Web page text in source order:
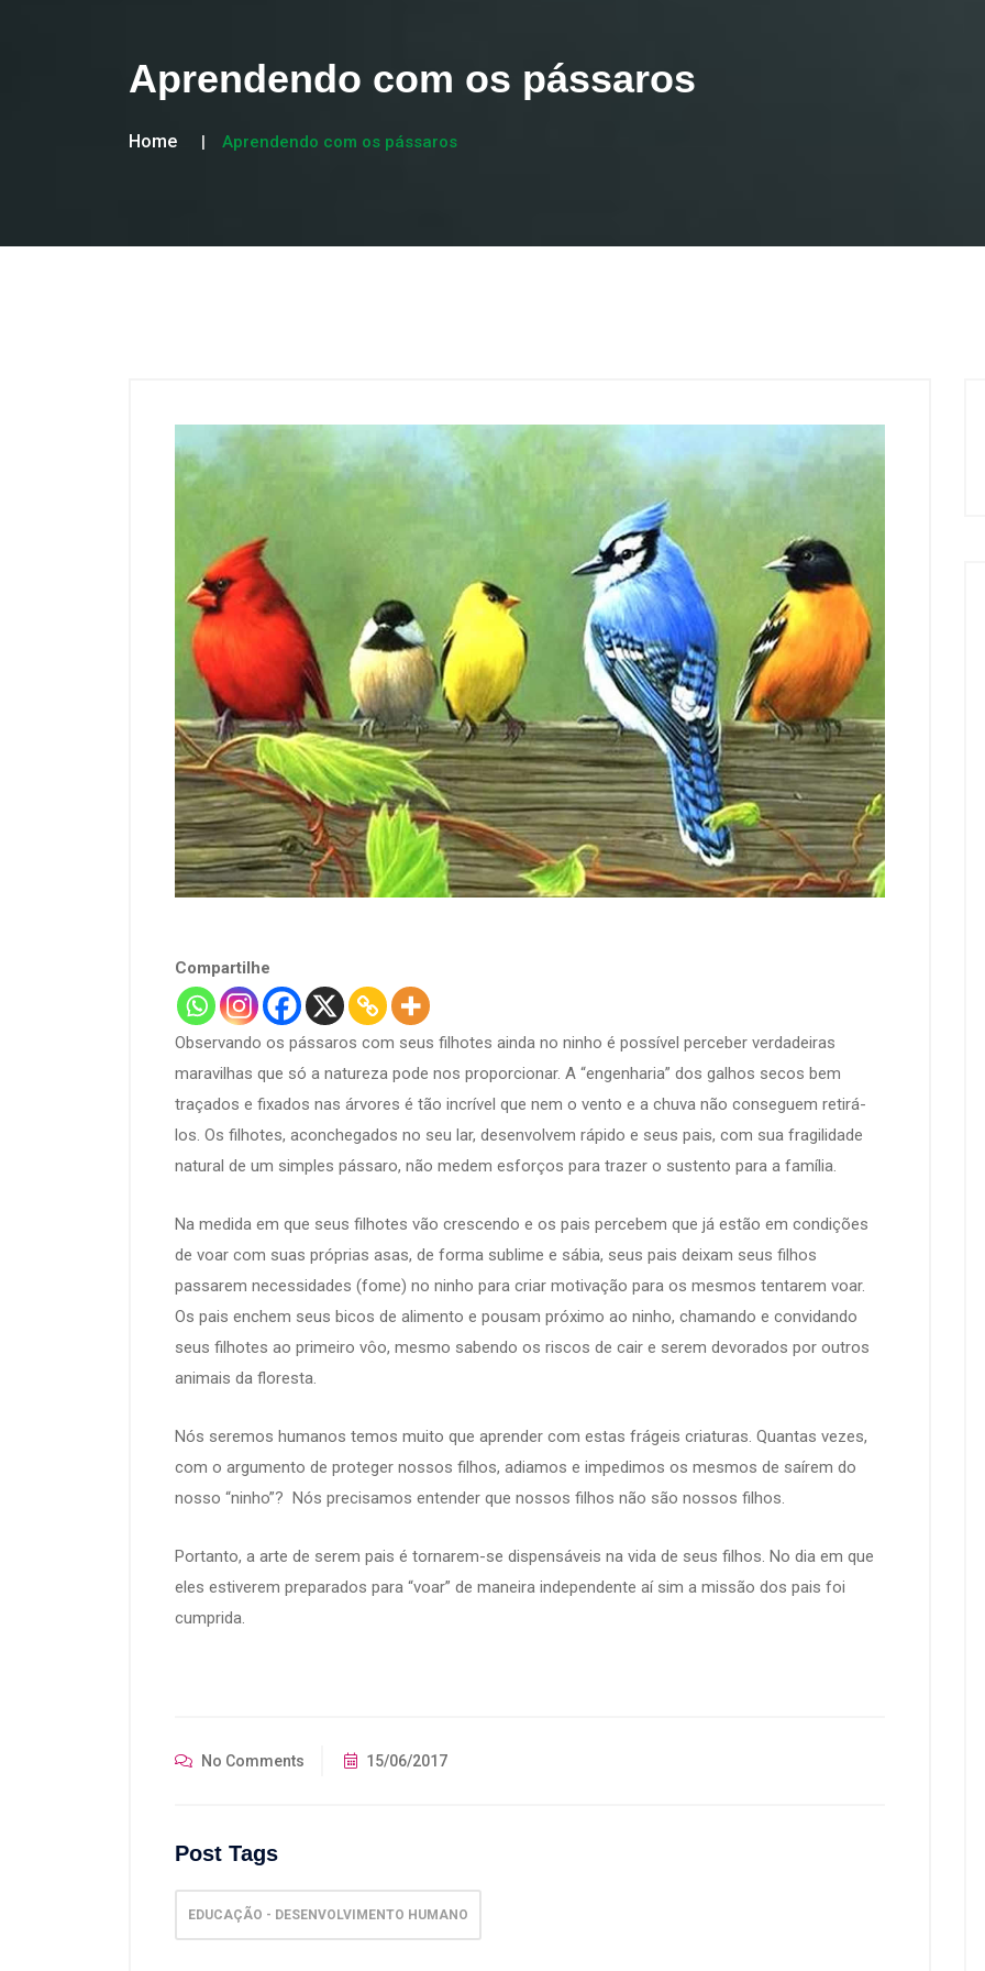
Aprendendo com os pássaros
Home Aprendendo com os pássaros
Compartilhe
Observando os pássaros com seus filhotes ainda no ninho é possível perceber verdadeiras
maravilhas que só a natureza pode nos proporcionar. A “engenharia” dos galhos secos bem
traçados e fixados nas árvores é tão incrível que nem o vento e a chuva não conseguem retirá-
los. Os filhotes, aconchegados no seu lar, desenvolvem rápido e seus pais, com sua fragilidade
natural de um simples pássaro, não medem esforços para trazer o sustento para a família.
Na medida em que seus filhotes vão crescendo e os pais percebem que já estão em condições
de voar com suas próprias asas, de forma sublime e sábia, seus pais deixam seus filhos
passarem necessidades (fome) no ninho para criar motivação para os mesmos tentarem voar.
Os pais enchem seus bicos de alimento e pousam próximo ao ninho, chamando e convidando
seus filhotes ao primeiro vôo, mesmo sabendo os riscos de cair e serem devorados por outros
animais da floresta.
Nós seremos humanos temos muito que aprender com estas frágeis criaturas. Quantas vezes,
com o argumento de proteger nossos filhos, adiamos e impedimos os mesmos de saírem do
nosso “ninho”? Nós precisamos entender que nossos filhos não são nossos filhos.
Portanto, a arte de serem pais é tornarem-se dispensáveis na vida de seus filhos. No dia em que
eles estiverem preparados para “voar” de maneira independente aí sim a missão dos pais foi
cumprida.
No Comments 15/06/2017
Post Tags
EDUCAÇÃO - DESENVOLVIMENTO HUMANO